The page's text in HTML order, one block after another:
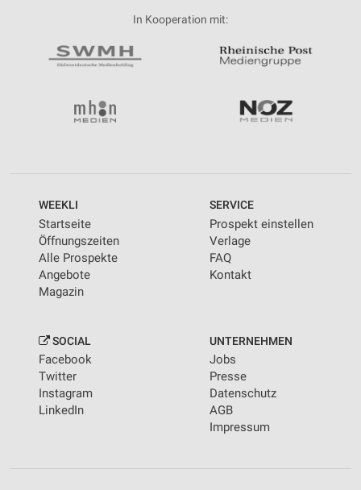
In Kooperation mit:
WEEKLI
Startseite
Öffnungszeiten
Alle Prospekte
Angebote
Magazin
SERVICE
Prospekt einstellen
Verlage
FAQ
Kontakt
SOCIAL
Facebook
Twitter
Instagram
LinkedIn
UNTERNEHMEN
Jobs
Presse
Datenschutz
AGB
Impressum